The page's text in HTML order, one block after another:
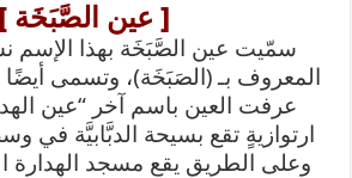
[ عين الصَّبَخَة ]
سمّيت عين الصَّبَخَة بهذا الإسم
المعروف بـ (الصَبَخَة)، وتسمى أيضًا
عرفت العين باسم آخر “عين
ارتوازيةٍ تقع بسيحة الدبَّابيَّة في
وعلى الطريق يقع مسجد الهدارة